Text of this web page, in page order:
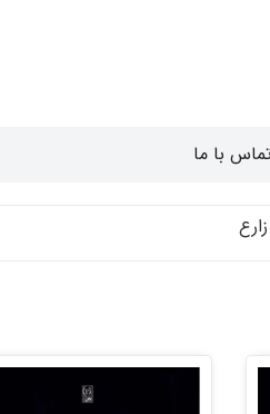
با ما